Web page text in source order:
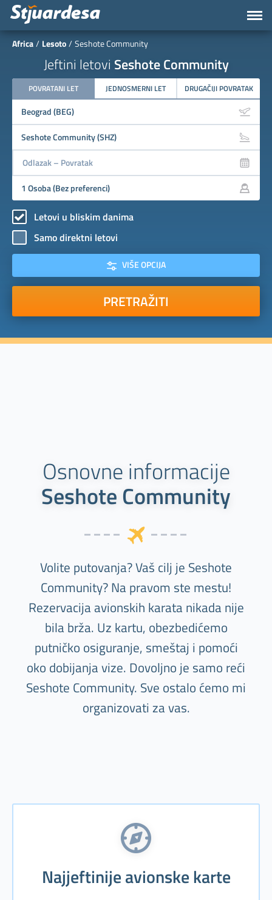
Africa Lesoto Seshote Community
Jeftini letovi Seshote Community
POVRATANI LET JEDNOSMERNI LET DRUGAČIJI POVRATAK
Letovi u bliskim danima
Samo direktni letovi
VIŠE OPCIJA
PRETRAŽITI
Osnovne informacije
Seshote Community
Volite putovanja? Vaš cilj je Seshote
Community? Na pravom ste mestu!
Rezervacija avionskih karata nikada nije
bila brža. Uz kartu, obezbedićemo
putničko osiguranje, smeštaj i pomoći
oko dobijanja vize. Dovoljno je samo reći
Seshote Community. Sve ostalo ćemo mi
organizovati za vas.
Najjeftinije avionske karte